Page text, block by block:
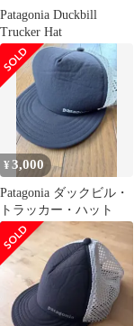
Patagonia Duckbill
Trucker Hat
¥3,000
Patagonia ダックビル・
トラッカー・ハット